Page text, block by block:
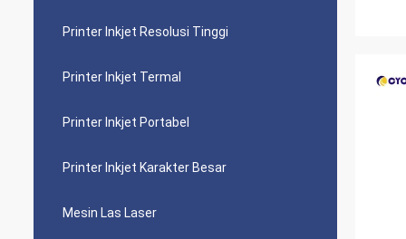
Printer Inkjet Resolusi Tinggi
Printer Inkjet Termal
Printer Inkjet Portabel
Printer Inkjet Karakter Besar
Mesin Las Laser